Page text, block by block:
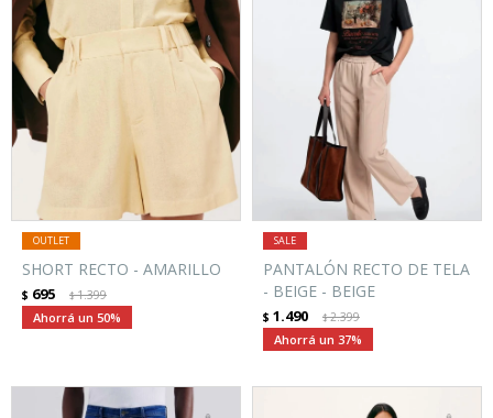
SHORT RECTO - AMARILLO
$ 695 $1.399
50
PANTALÓN RECTO DE TELA
- BEIGE - BEIGE
$ 1.490 $2.399
37